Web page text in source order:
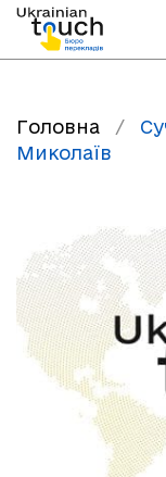
Головна /
Миколаїв